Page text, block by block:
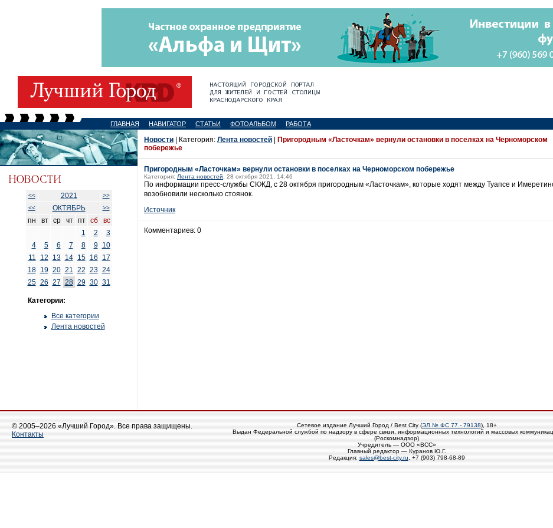
ГЛАВНАЯ НАВИГАТОР СТАТЬИ ФОТОАЛЬБОМ РАБОТА
<< 2021
>>
<<
ОКТЯБРЬ >>
пн вт ср чт пт сб
вс
1
2
3
4
5 6 7 8 9
10
11
12 13 14 15 16
17
18
19 20 21 22 23 24
25 26 27 28 29 30 31
Категории:
Все категории
Лента новостей
Новости | Категория: Лента новостей
Пригородным «Ласточкам» вернули остановки в поселках на Черноморском
побережье
Пригородным «Ласточкам» вернули остановки в поселках на Черноморском побережье
Категория: Лента новостей , 28 октября 2021, 14:46
По информации пресс-службы СКЖД, с 28 октября пригородным «Ласточкам», которые ходят между Туапсе и
возобновили несколько стоянок.
Источник
Комментариев: 0
© 2005–2026 «Лучший Город». Все права защищены.
Контакты
Сетевое издание Лучший Город / Best City (ЭЛ № ФС 77 - 79138), 18+
Выдан Федеральной службой по надзору в сфере связи, информационных технологий и массовых
(Роскомнадзор)
Учредитель — ООО «ВСС»
Главный редактор — Куранов Ю.Г.
Редакция: sales@best-city.ru , +7 (903) 798-68-89